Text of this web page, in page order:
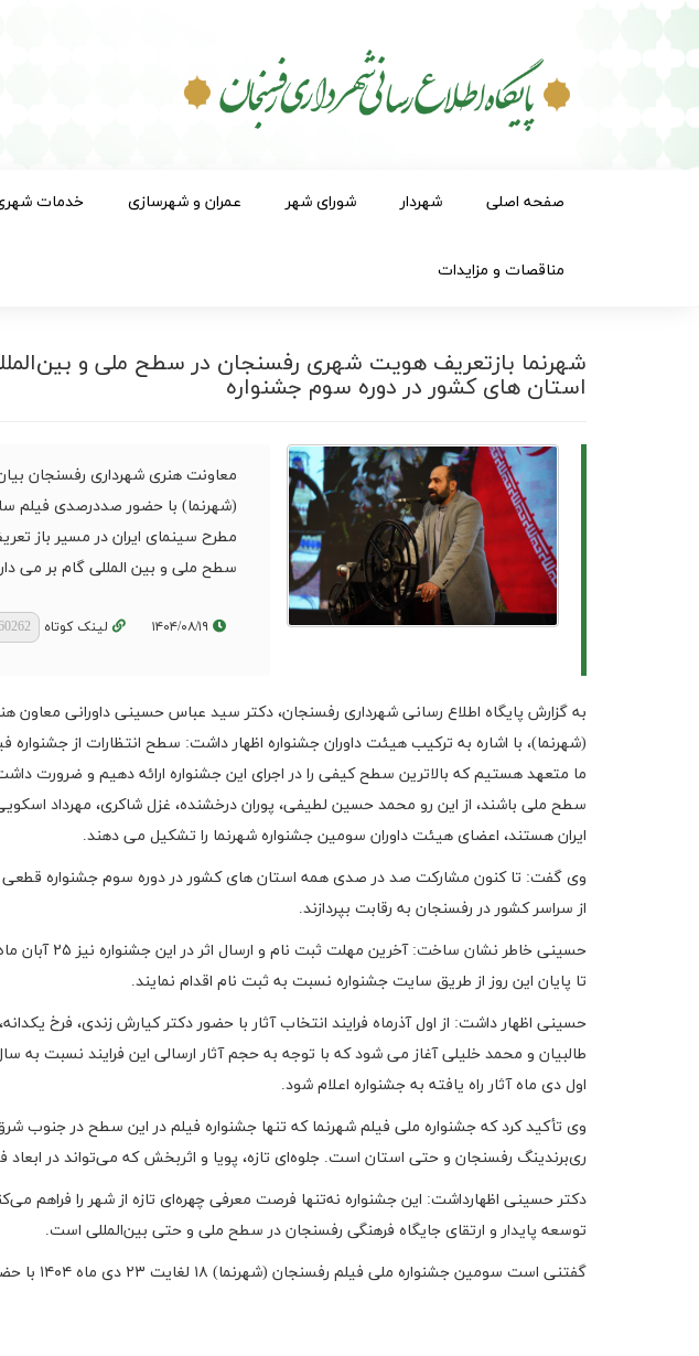
صفحه اصلی شهردار شورای شهر عمران و شهرسازی خدمات
مناقصات و مزایدات
شهرنما بازتعریف هویت شهری رفسنجان در سطح ملی و
استان های کشور در دوره سوم جشنواره
معاونت هنری شهرداری رفسنجان
(شهرنما) با حضور صددرصدی فیلم
مطرح سینمای ایران در مسیر باز
سطح ملی و بین المللی گام بر می
لینک کوتاه
به گزارش پایگاه اطلاع رسانی شهرداری رفسنجان، دکتر سید عباس حسینی داورانی معاون
(شهرنما)، با اشاره به ترکیب هیئت داوران جشنواره اظهار داشت: سطح انتظارات از جشنواره
ما متعهد هستیم که بالاترین سطح کیفی را در اجرای این جشنواره ارائه دهیم و ضرورت
سطح ملی باشند، از این رو محمد حسین لطیفی، پوران درخشنده، غزل شاکری، مهرداد
ایران هستند، اعضای هیئت داوران سومین جشنواره شهرنما را تشکیل می دهند.
وی گفت: تا کنون مشارکت صد در صدی همه استان های کشور در دوره سوم جشنواره
از سراسر کشور در رفسنجان به رقابت بپردازند.
حسینی خاطر
تا پایان این روز از طریق سایت جشنواره نسبت به ثبت نام اقدام نمایند.
حسینی اظهار داشت: از اول آذرماه فرایند انتخاب آثار با حضور دکتر کیارش زندی، فرخ
طالبیان و محمد خلیلی آغاز می شود که با توجه به حجم آثار ارسالی این فرایند نسبت
اول دی ماه آثار راه یافته به جشنواره اعلام شود.
وی تأکید کرد که جشنواره ملی فیلم شهرنما که تنها جشنواره فیلم در این سطح در جنوب
ری‌برندینگ رفسنجان و حتی استان است. جلوه‌ای تازه، پویا و اثربخش که می‌تواند در ابعاد
دکتر حسینی اظهارداشت: این جشنواره نه‌تنها فرصت معرفی چهره‌ای تازه از شهر را فراهم
توسعه پایدار و ارتقای جایگاه فرهنگی رفسنجان در سطح ملی و حتی بین‌المللی است.
گفتنی است سومین جشنواره ملی فیلم رفسنجان (شهرنما) ۱۸ لغایت ۲۳ دی ماه ۱۴۰۴ با حضور فیلم سازان سراسر ایران در رفسنجان برگزار می شود.